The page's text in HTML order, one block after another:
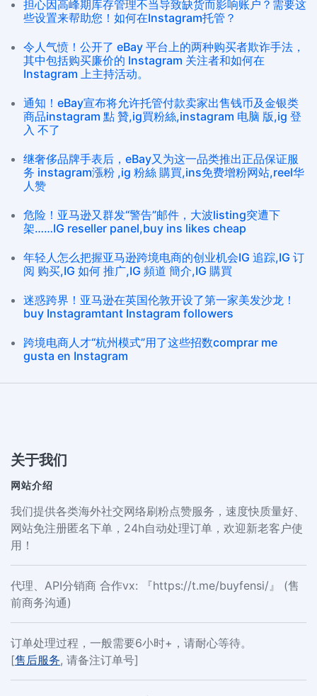
担心因高峰期库存管理不当导致缺货而影响账户？需要这
些设置来帮助您！如何在Instagram托管？
令人气愤！公开了 eBay 平台上的两种购买者欺诈手法，
其中包括购买廉价的 Instagram 关注者和如何在
Instagram 上主持活动。
通知！eBay宣布将允许托管付款卖家出售钱币及金银类
商品instagram 點 贊,ig買粉絲,instagram 电脑 版,ig 登
入 不了
继奢侈品牌手表后，eBay又为这一品类推出正品保证服
务 instagram漲粉 ,ig 粉絲 購買,ins免费增粉网站,reel华
人赞
危险！亚马逊又群发“警告”邮件，大波listing突遭下
架……IG reseller panel,buy ins likes cheap
年轻人怎么把握亚马逊跨境电商的创业机会IG 追踪,IG 订
阅 购买,IG 如何 推广,IG 頻道 簡介,IG 購買
迷惑跨界！亚马逊在英国伦敦开设了第一家美发沙龙！
buy Instagramtant Instagram followers
跨境电商人才“杭州模式”用了这些招数comprar me
gusta en Instagram
关于我们
网站介绍
我们提供各类海外社交网络刷粉点赞服务，速度快质量好、
网站免注册匿名下单，24h自动处理订单，欢迎新老客户使
用！
代理、API分销商 合作vx: 『https://t.me/buyfensi/』 (售
前商务沟通)
订单处理过程，一般需要6小时+，请耐心等待。
[售后服务, 请备注订单号]